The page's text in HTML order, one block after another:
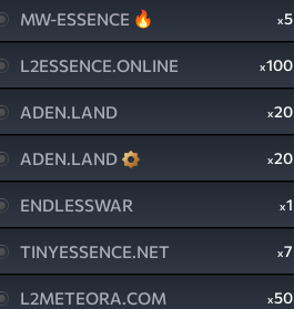
MW-ESSENCE x5
L2ESSENCE.ONLINE x100
ADEN.LAND x20
ADEN.LAND x20
ENDLESSWAR x1
TINYESSENCE.NET x7
L2METEORA.COM x50